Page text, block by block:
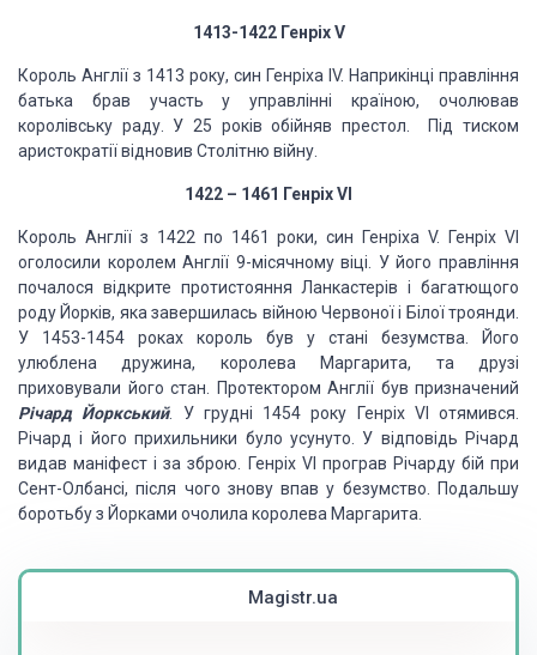
1413-1422 Генріх V
Король Англії з 1413 року, син Генріха IV. Наприкінці правління
батька брав участь у управлінні країною, очолював
королівську раду. У 25 років обійняв престол. Під тиском
аристократії відновив Столітню війну.
1422 – 1461 Генріх VI
Король Англії з 1422 по 1461 роки, син Генріха V. Генріх VI
оголосили королем Англії 9-місячному віці. У його правління
почалося відкрите протистояння Ланкастерів і багатющого
роду Йорків, яка завершилась війною Червоної і Білої троянди.
У 1453-1454 роках король був у стані безумства. Його
улюблена дружина, королева Маргарита, та друзі
приховували його стан. Протектором Англії був призначений
Річард Йоркський. У грудні 1454 року Генріх VI отямився.
Річард і його прихильники було усунуто. У відповідь Річард
видав маніфест і за зброю. Генріх VI програв Річарду бій при
Сент-Олбансі, після чого знову впав у безумство. Подальшу
боротьбу з Йорками очолила королева Маргарита.
Magistr.ua